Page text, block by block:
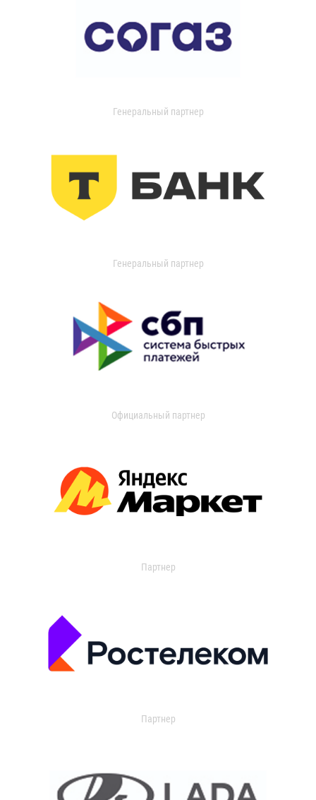
Генеральный партнер
Генеральный партнер
Официальный партнер
Партнер
Партнер